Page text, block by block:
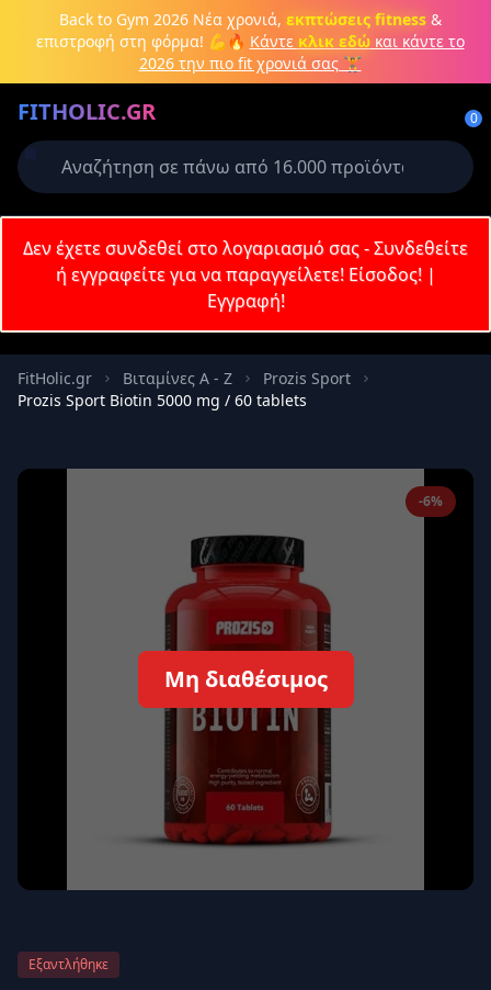
Μετάβαση στο κύριο περιεχόμενο
Back to Gym 2026Νέα χρονιά, εκπτώσεις fitness&
επιστροφή στη φόρμα! 💪🔥 Κάντε κλικ εδώκαι κάντε το
2026 την πιο fit χρονιά σας 🏋️
FITHOLIC.GR 0
Πρωτεΐνες Pre-Workout Aμινοξέα Καύση λίπους
Δεν έχετε συνδεθεί στο λογαριασμό σας - Συνδεθείτε
ή εγγραφείτε για να παραγγείλετε! Είσοδος!|
Εγγραφή!
FitHolic.gr Βιταμίνες Α - Ζ
Prozis Sport
Prozis Sport Biotin 5000 mg / 60 tablets
-6%
Μη διαθέσιμος
Εξαντλήθηκε
Δημιουργήστε λογαριασμό ή
Απαιτείται για την ολοκλήρωση της
παραγγελίας σας
Σύνδεση Εγγραφή
Κωδικός
Ξεχάσατε τον κωδικό σας;
Σύνδεση
Δεν έχετε λογαριασμό; Εγγραφείτε εδώ
Ασφαλής σύνδεση